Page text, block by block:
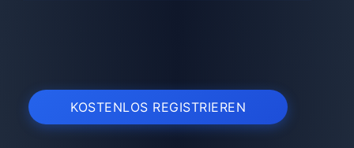
KOSTENLOS REGISTRIEREN